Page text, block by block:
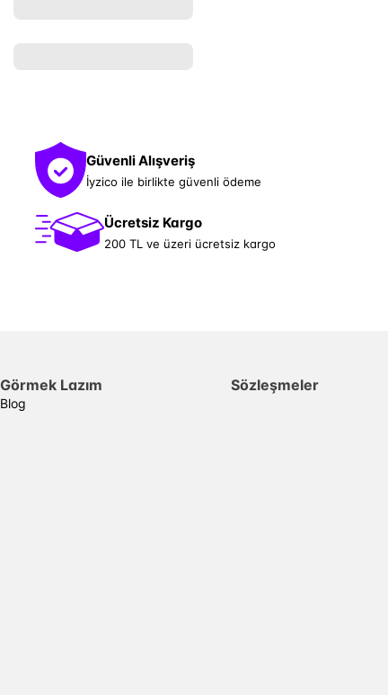
Güvenli Alışveriş
İyzico ile birlikte güvenli ödeme
Ücretsiz Kargo
200 TL ve üzeri ücretsiz kargo
Görmek Lazım
Blog
Sözleşmeler